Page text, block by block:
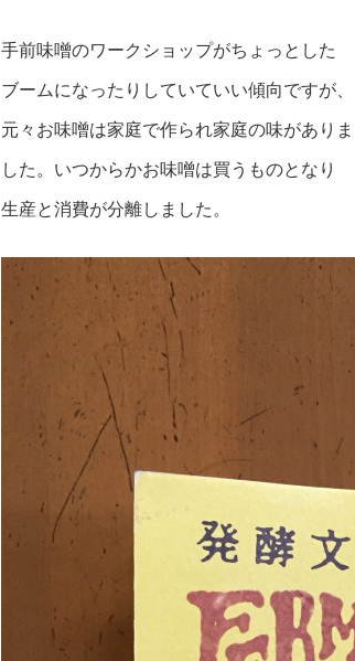
手前味噌のワークショップがちょっとした
ブームになったりしていていい傾向ですが、
元々お味噌は家庭で作られ家庭の味がありま
した。いつからかお味噌は買うものとなり
生産と消費が分離しました。